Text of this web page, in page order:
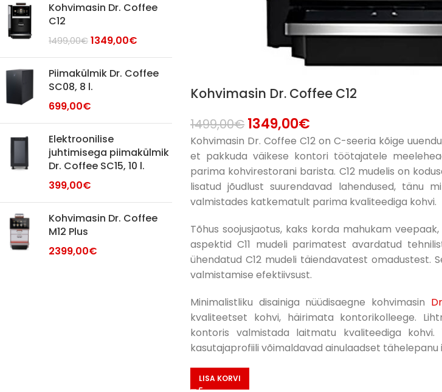
Kohvimasin Dr. Coffee
C12
1499,00€ 1349,00€
Piimakülmik Dr. Coffee
SC08, 8 l.
699,00€
Elektroonilise
juhtimisega piimakülmik
Dr. Coffee SC15, 10 l.
399,00€
Kohvimasin Dr. Coffee
M12 Plus
2399,00€
Kohvimasin Dr. Coffee C12
1499,00€ 1349,00€
Kohvimasin Dr. Coffee C12 on C-seeria kõige
et pakkuda väikese kontori töötajatele
parima kohvirestorani barista. C12 mudelis on
lisatud jõudlust suurendavad lahendused, tänu
valmistades katkematult parima kvaliteediga kohvi.
Tõhus soojusjaotus, kaks korda mahukam
aspektid C11 mudeli parimatest avardatud
ühendatud C12 mudeli täiendavatest omadustest.
valmistamise efektiivsust.
Minimalistliku disainiga nüüdisaegne kohvimasin
kvaliteetset kohvi, häirimata kontorikolleege.
kontoris valmistada laitmatu kvaliteediga
kasutajaprofiili võimaldavad ainulaadset tähelepanu
LISA KORVI